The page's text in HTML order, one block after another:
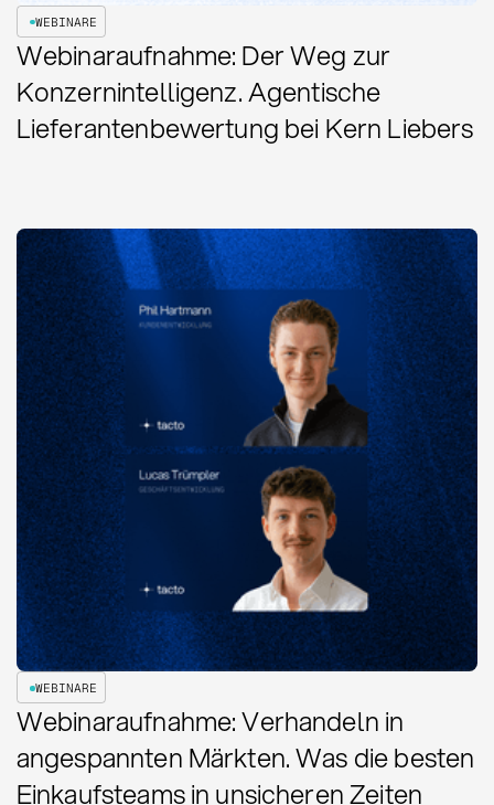
WEBINARE
Webinaraufnahme: Der Weg zur
Konzernintelligenz. Agentische
Lieferantenbewertung bei Kern Liebers
WEBINARE
Webinaraufnahme: Verhandeln in
angespannten Märkten. Was die besten
Einkaufsteams in unsicheren Zeiten